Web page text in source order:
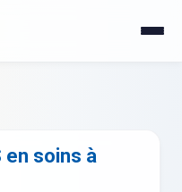
en soins à